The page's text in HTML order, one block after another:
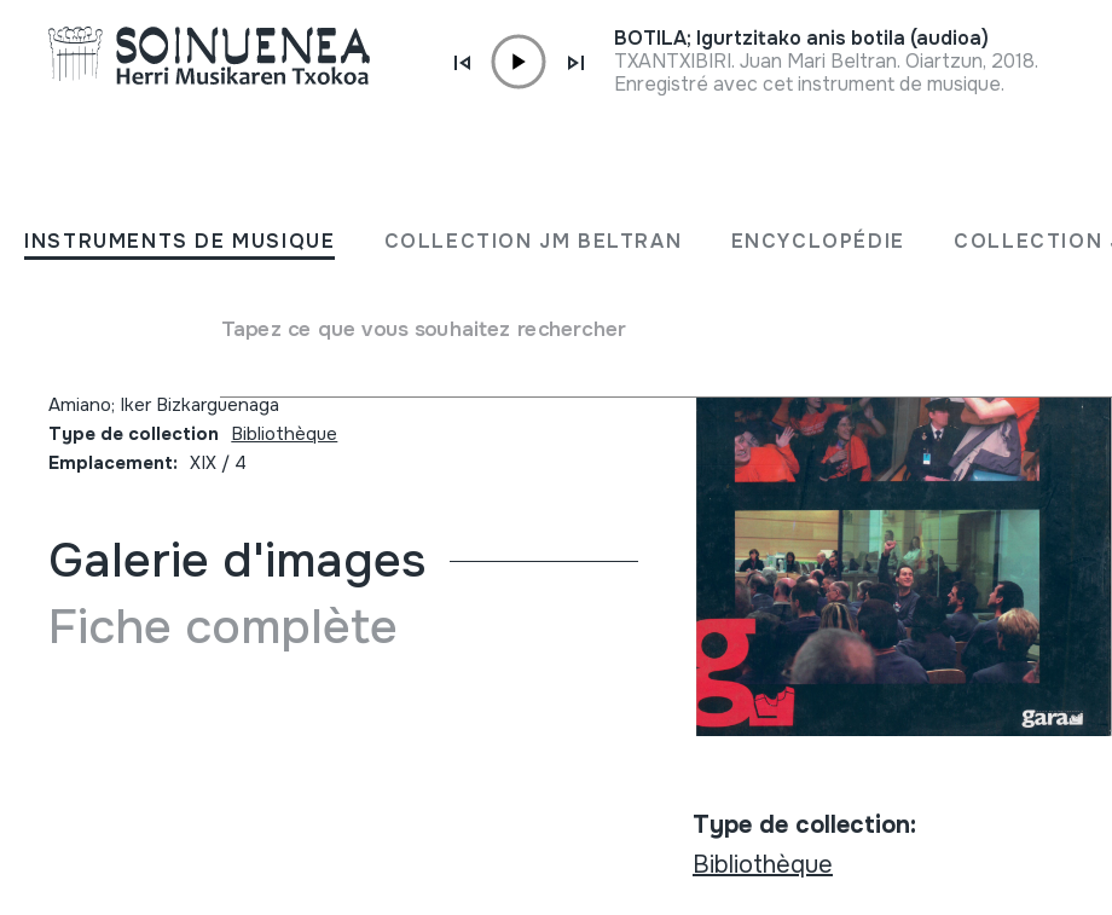
INSTRUMENTS DE MUSIQUE COLLECTION JM BELTRAN ENCYCLOPÉDIE COLLECTION
Tapez ce que vous souhaitez rechercher
BOTILA; Igurtzitako anis botila (audioa)
TXANTXIBIRI. Juan Mari Beltran. Oiartzun, 2018.
Enregistré avec cet instrument de musique.
Euskal Herriko Egunkaria,
Amiano; Iker Bizkarguenaga
Type de collection Bibliothèque
Emplacement: XIX / 4
Galerie d'images
Fiche complète
Type de collection:
Bibliothèque